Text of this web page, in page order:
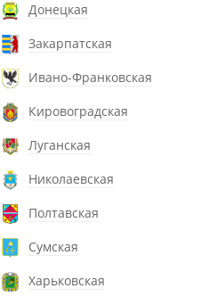
Донецкая
Закарпатская
Ивано-Франковская
Кировоградская
Луганская
Николаевская
Полтавская
Сумская
Харьковская